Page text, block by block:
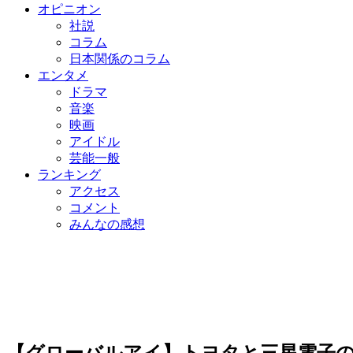
オピニオン
社説
コラム
日本関係のコラム
エンタメ
ドラマ
音楽
映画
アイドル
芸能一般
ランキング
アクセス
コメント
みんなの感想